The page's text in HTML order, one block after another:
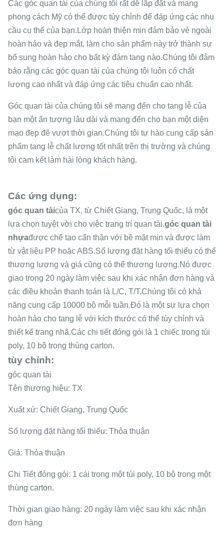
Các góc quan tài của chúng tôi rất dễ lắp đặt và mang
phong cách Mỹ có thể được tùy chỉnh để đáp ứng các nhu
cầu cụ thể của bạn.Lớp hoàn thiện mịn đảm bảo vẻ ngoài
hoàn hảo và đẹp mắt, làm cho sản phẩm này trở thành sự
bổ sung hoàn hảo cho bất kỳ đám tang nào.Chúng tôi đảm
bảo rằng các góc quan tài của chúng tôi luôn có chất
lượng cao nhất và đáp ứng các tiêu chuẩn cao nhất.
Góc quan tài của chúng tôi sẽ mang đến cho tang lễ của
bạn một ấn tượng lâu dài và mang đến cho bạn một diện
mạo đẹp đẽ vượt thời gian.Chúng tôi tự hào cung cấp sản
phẩm tang lễ chất lượng tốt nhất trên thị trường và chúng
tôi cam kết làm hài lòng khách hàng.
Các ứng dụng:
góc quan tàicủa TX, từ Chiết Giang, Trung Quốc, là một
lựa chọn tuyệt vời cho việc trang trí quan tài.góc quan tài
nhựađược chế tạo cẩn thận với bề mặt mịn và được làm
từ vật liệu PP hoặc ABS.Số lượng đặt hàng tối thiểu có thể
thương lượng và giá cũng có thể thương lượng.Nó được
giao trong 20 ngày làm việc sau khi xác nhận đơn hàng và
các điều khoản thanh toán là L/C, T/T.Chúng tôi có khả
năng cung cấp 10000 bộ mỗi tuần.Đó là một sự lựa chọn
hoàn hảo cho tang lễ với kích thước có thể tùy chỉnh và
thiết kế trang nhã.Các chi tiết đóng gói là 1 chiếc trong túi
poly, 10 bộ trong thùng carton.
tùy chỉnh:
góc quan tài
Tên thương hiệu: TX
Xuất xứ: Chiết Giang, Trung Quốc
Số lượng đặt hàng tối thiểu: Thỏa thuận
Giá: Thỏa thuận
Chi Tiết đóng gói: 1 cái trong một túi poly, 10 bộ trong một
thùng carton.
Thời gian giao hàng: 20 ngày làm việc sau khi xác nhận
đơn hàng